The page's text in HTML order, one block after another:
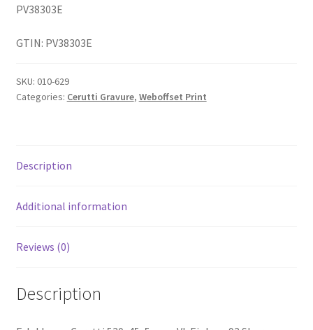
PV38303E
GTIN: PV38303E
SKU: 010-629
Categories: Cerutti Gravure, Weboffset Print
Description
Additional information
Reviews (0)
Description